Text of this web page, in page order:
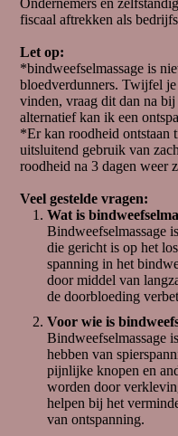
Afspraak maken?
afspraak.
De afspraak vindt
Mercuriushof 1,
Ingang via de achtertuin
Hoe werkt een online
De agenda geeft
Selecteer de
Vul alle gevraagde
Controleer of alles
Controleer je
ontvang je een
De afspraak staat
Coaching is
hierin kan je
afspraak. Indien je
bevestigingsmail
bijgevoegd.
Ondernemers en
fiscaal aftrekken als
Let op:
*bindweefselmassage is
bloedverdunners. Twijfel
vinden, vraag dit dan na
alternatief kan ik een
*Er kan roodheid ontstaan
uitsluitend gebruik van
roodheid na 3 dagen weer
Veel gestelde vragen:
Wat is
Bindweefselmassage
die gericht is op het
spanning in het
door middel van
de doorbloeding
Voor wie is
Bindweefselmassage
hebben van
pijnlijke knopen en
worden door
helpen bij het
van ontspanning.